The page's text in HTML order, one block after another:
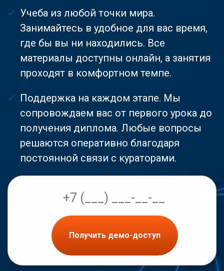
Учеба из любой точки мира.
Занимайтесь в удобное для вас время,
где бы вы ни находились. Все
материалы доступны онлайн, а занятия
проходят в комфортном темпе.
Поддержка на каждом этапе. Мы
сопровождаем вас от первого урока до
получения диплома. Любые вопросы
решаются оперативно благодаря
постоянной связи с кураторами.
Получить демо-доступ